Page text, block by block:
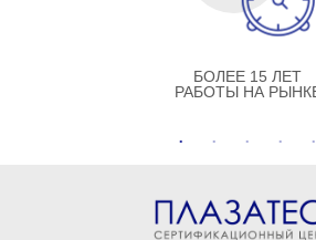
БОЛЕЕ 15 ЛЕТ
РАБОТЫ НА